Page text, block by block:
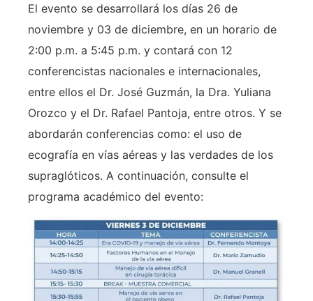
El evento se desarrollará los días 26 de
noviembre y 03 de diciembre, en un horario de
2:00 p.m. a 5:45 p.m. y contará con 12
conferencistas nacionales e internacionales,
entre ellos el Dr. José Guzmán, la Dra. Yuliana
Orozco y el Dr. Rafael Pantoja, entre otros. Y se
abordarán conferencias como: el uso de
ecografía en vías aéreas y las verdades de los
supraglóticos. A continuación, consulte el
programa académico del evento: